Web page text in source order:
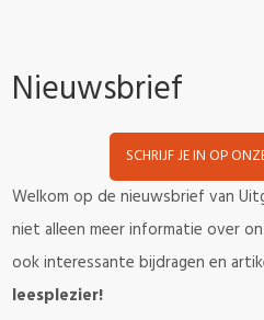
Nieuwsbrief
SCHRIJF JE IN OP
Welkom op de nieuwsbrief van
niet alleen meer informatie over
ook interessante bijdragen en
leesplezier!